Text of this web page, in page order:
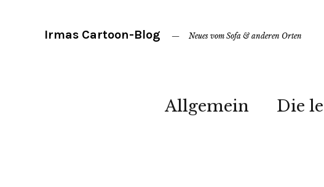
Irmas Cartoon-Blog Neues vom Sofa & anderen Orten
Allgemein Die